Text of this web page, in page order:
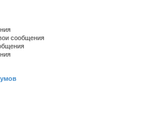
сообщения